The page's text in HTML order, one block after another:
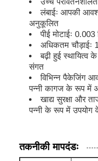
ऐल्युमिनियम की प्लेट
एल्युमिनियम सर्किल
रंग कोटेड एल्यूमीनियम
एल्यूमीनियम पट्टी का तार
लंबाईः आपकी
अनुकूलित
पीई मोटाईः
अधिकतम चौड़ाईः
बढ़ी हुई स्थायित्व
संगत
विभिन्न पैकेजिंग
पन्नी कागज के रूप में
खाद्य सुरक्षा और
पन्नी के रूप में उपयोग
तकनीकी मापदंडः